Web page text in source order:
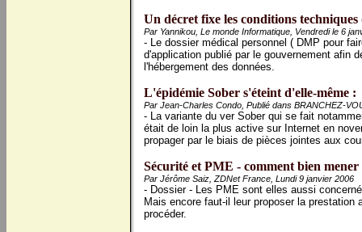
Un décret fixe les conditions
Par Yannikou, Le monde Informatique, Vendredi le 6
- Le dossier médical personnel ( DMP pour
d'application publié par le gouvernement afin
l'hébergement des données.
L'épidémie Sober s'éteint d'elle-même :
Par Jean-Charles Condo, Publié dans BRANCHEZ-
- La variante du ver Sober qui se fait
était de loin la plus active sur Internet en
propager par le biais de pièces jointes aux
Sécurité et PME - comment bien
Par Jérôme Saiz, ZDNet France, Lundi 9 janvier 2006
- Dossier - Les PME sont elles aussi
Mais encore faut-il leur proposer la
procéder.